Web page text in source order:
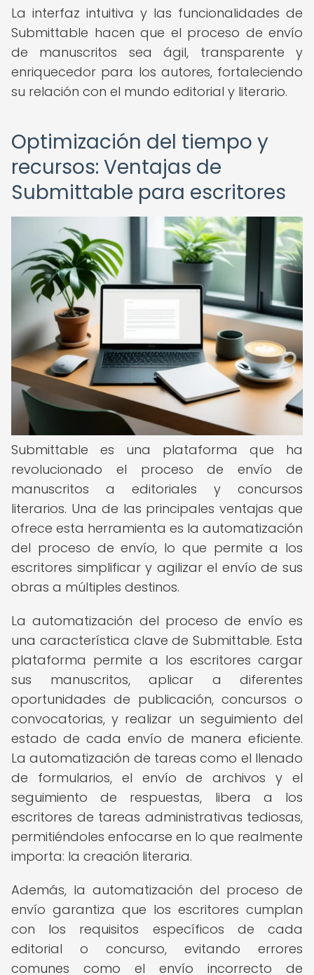
La interfaz intuitiva y las funcionalidades de
Submittable hacen que el proceso de envío
de manuscritos sea ágil, transparente y
enriquecedor para los autores, fortaleciendo
su relación con el mundo editorial y literario.
Optimización del tiempo y
recursos: Ventajas de
Submittable para escritores
Submittable es una plataforma que ha
revolucionado el proceso de envío de
manuscritos a editoriales y concursos
literarios. Una de las principales ventajas que
ofrece esta herramienta es la automatización
del proceso de envío, lo que permite a los
escritores simplificar y agilizar el envío de sus
obras a múltiples destinos.
La automatización del proceso de envío es
una característica clave de Submittable. Esta
plataforma permite a los escritores cargar
sus manuscritos, aplicar a diferentes
oportunidades de publicación, concursos o
convocatorias, y realizar un seguimiento del
estado de cada envío de manera eficiente.
La automatización de tareas como el llenado
de formularios, el envío de archivos y el
seguimiento de respuestas, libera a los
escritores de tareas administrativas tediosas,
permitiéndoles enfocarse en lo que realmente
importa: la creación literaria.
Además, la automatización del proceso de
envío garantiza que los escritores cumplan
con los requisitos específicos de cada
editorial o concurso, evitando errores
comunes como el envío incorrecto de